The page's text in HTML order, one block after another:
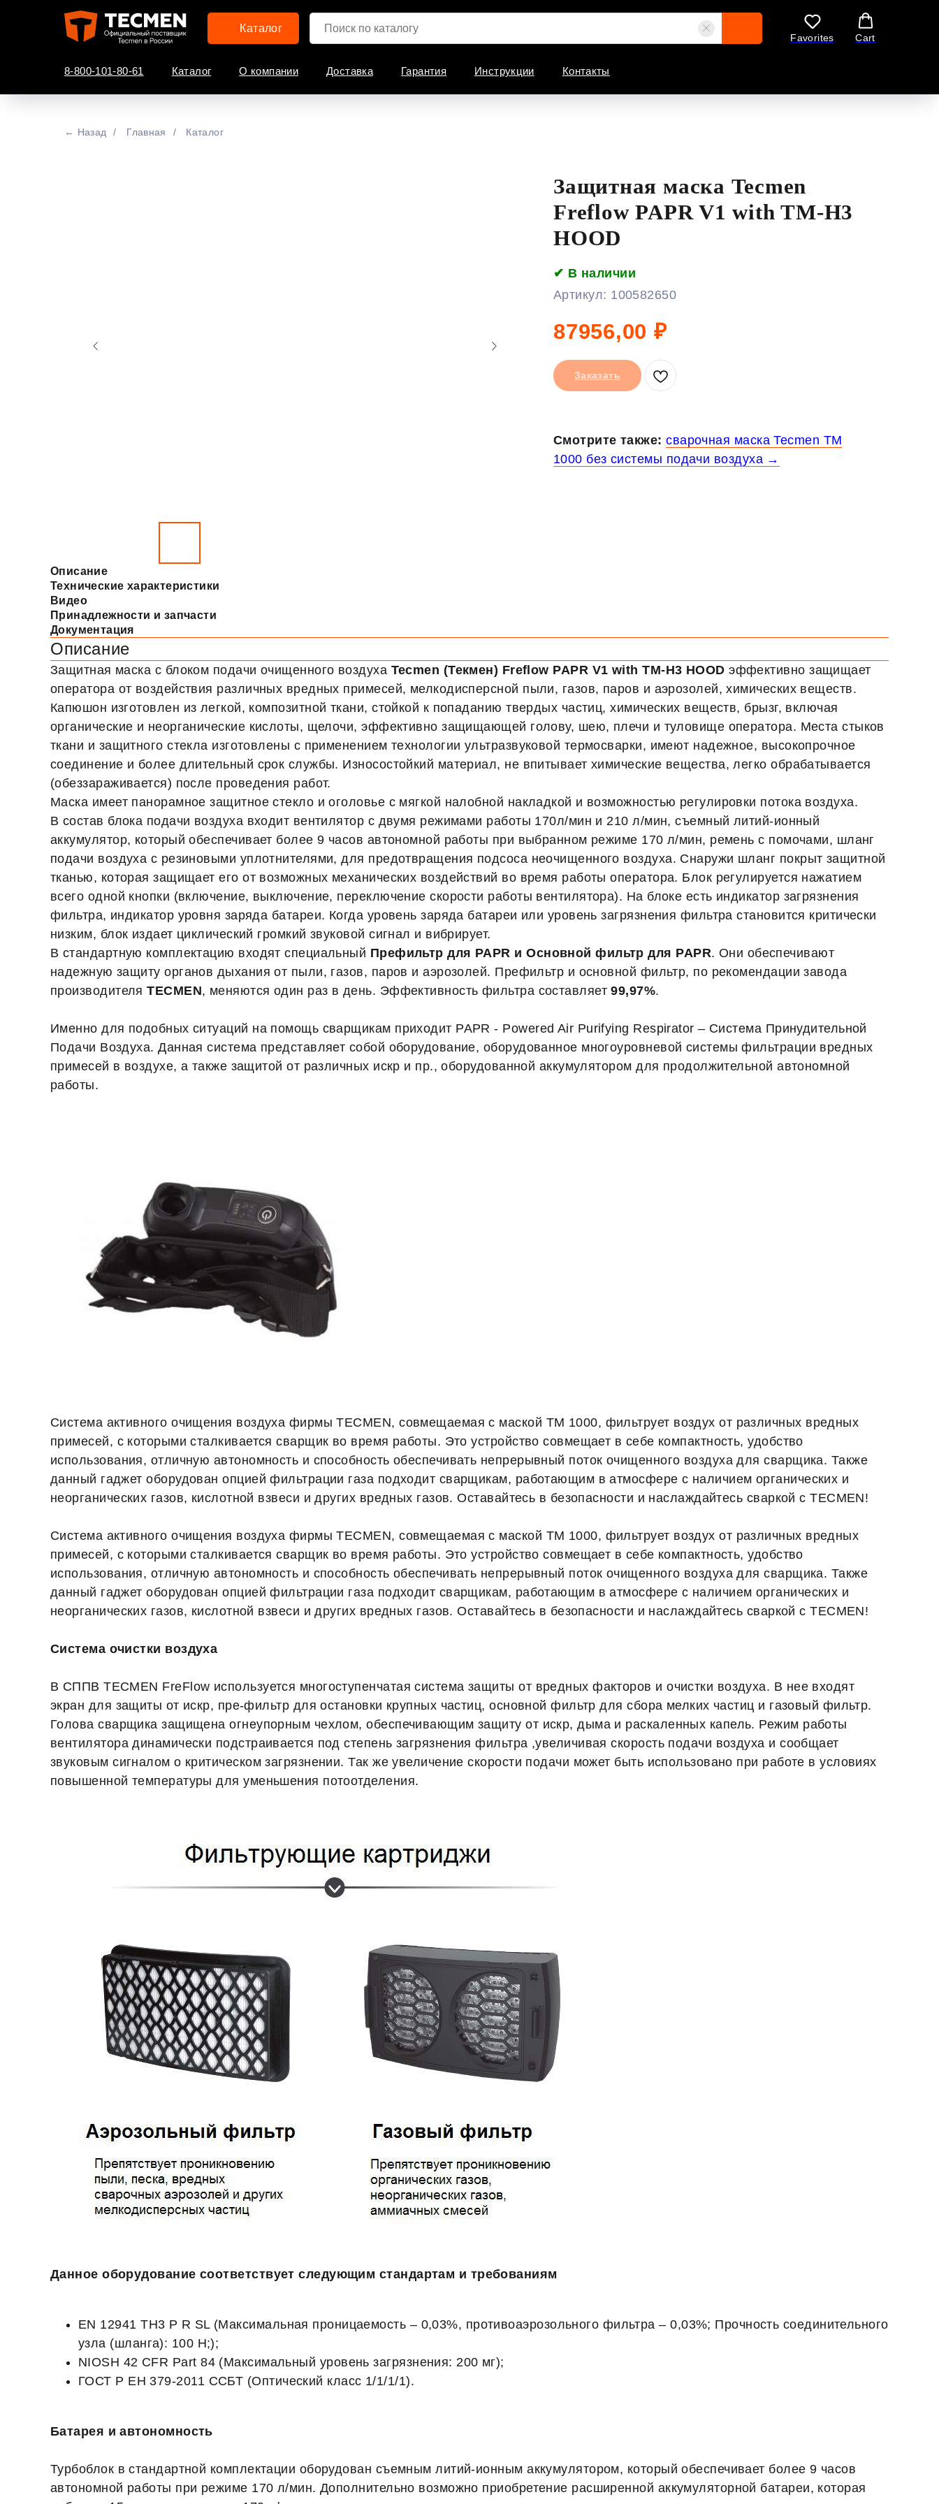
Каталог
Favorites Cart
8-800-101-80-61 Каталог О компании Доставка Гарантия Инструкции Контакты
← Назад / Главная / Каталог
Защитная маска Tecmen
Freflow PAPR V1 with TM-H3
HOOD
✔ В наличии
Артикул: 100582650
87956,00 ₽
Заказать
Смотрите также: сварочная маска Tecmen TM
1000 без системы подачи воздуха →
Описание
Технические характеристики
Видео
Принадлежности и запчасти
Документация
Описание
Защитная маска с блоком подачи очищенного воздуха Tecmen (Текмен) Freflow PAPR V1 with TM-H3 HOOD эффективно защищает
оператора от воздействия различных вредных примесей, мелкодисперсной пыли, газов, паров и аэрозолей, химических веществ.
Капюшон изготовлен из легкой, композитной ткани, стойкой к попаданию твердых частиц, химических веществ, брызг, включая
органические и неорганические кислоты, щелочи, эффективно защищающей голову, шею, плечи и туловище оператора. Места стыков
ткани и защитного стекла изготовлены с применением технологии ультразвуковой термосварки, имеют надежное, высокопрочное
соединение и более длительный срок службы. Износостойкий материал, не впитывает химические вещества, легко обрабатывается
(обеззараживается) после проведения работ.
Маска имеет панорамное защитное стекло и оголовье с мягкой налобной накладкой и возможностью регулировки потока воздуха.
В состав блока подачи воздуха входит вентилятор с двумя режимами работы 170л/мин и 210 л/мин, съемный литий-ионный
аккумулятор, который обеспечивает более 9 часов автономной работы при выбранном режиме 170 л/мин, ремень с помочами, шланг
подачи воздуха с резиновыми уплотнителями, для предотвращения подсоса неочищенного воздуха. Снаружи шланг покрыт защитной
тканью, которая защищает его от возможных механических воздействий во время работы оператора. Блок регулируется нажатием
всего одной кнопки (включение, выключение, переключение скорости работы вентилятора). На блоке есть индикатор загрязнения
фильтра, индикатор уровня заряда батареи. Когда уровень заряда батареи или уровень загрязнения фильтра становится критически
низким, блок издает циклический громкий звуковой сигнал и вибрирует.
В стандартную комплектацию входят специальный Префильтр для PAPR и Основной фильтр для PAPR. Они обеспечивают
надежную защиту органов дыхания от пыли, газов, паров и аэрозолей. Префильтр и основной фильтр, по рекомендации завода
производителяTECMEN, меняются один раз в день. Эффективность фильтра составляет99,97%.
Именно для подобных ситуаций на помощь сварщикам приходит PAPR - Powered Air Purifying Respirator – Система Принудительной
Подачи Воздуха. Данная система представляет собой оборудование, оборудованное многоуровневой системы фильтрации вредных
примесей в воздухе, а также защитой от различных искр и пр., оборудованной аккумулятором для продолжительной автономной
работы.
Система активного очищения воздуха фирмы TECMEN, совмещаемая с маской TM 1000, фильтрует воздух от различных вредных
примесей, с которыми сталкивается сварщик во время работы. Это устройство совмещает в себе компактность, удобство
использования, отличную автономность и способность обеспечивать непрерывный поток очищенного воздуха для сварщика. Также
данный гаджет оборудован опцией фильтрации газа подходит сварщикам, работающим в атмосфере с наличием органических и
неорганических газов, кислотной взвеси и других вредных газов. Оставайтесь в безопасности и наслаждайтесь сваркой с TECMEN!
Система активного очищения воздуха фирмы TECMEN, совмещаемая с маской TM 1000, фильтрует воздух от различных вредных
примесей, с которыми сталкивается сварщик во время работы. Это устройство совмещает в себе компактность, удобство
использования, отличную автономность и способность обеспечивать непрерывный поток очищенного воздуха для сварщика. Также
данный гаджет оборудован опцией фильтрации газа подходит сварщикам, работающим в атмосфере с наличием органических и
неорганических газов, кислотной взвеси и других вредных газов. Оставайтесь в безопасности и наслаждайтесь сваркой с TECMEN!
Система очистки воздуха
В СППВ TECMEN FreFlow используется многоступенчатая система защиты от вредных факторов и очистки воздуха. В нее входят
экран для защиты от искр, пре-фильтр для остановки крупных частиц, основной фильтр для сбора мелких частиц и газовый фильтр.
Голова сварщика защищена огнеупорным чехлом, обеспечивающим защиту от искр, дыма и раскаленных капель. Режим работы
вентилятора динамически подстраивается под степень загрязнения фильтра ,увеличивая скорость подачи воздуха и сообщает
звуковым сигналом о критическом загрязнении. Так же увеличение скорости подачи может быть использовано при работе в условиях
повышенной температуры для уменьшения потоотделения.
Данное оборудование соответствует следующим стандартам и требованиям
EN 12941 TH3 P R SL (Максимальная проницаемость – 0,03%, противоаэрозольного фильтра – 0,03%; Прочность соединительного
узла (шланга): 100 Н;);
NIOSH 42 CFR Part 84 (Максимальный уровень загрязнения: 200 мг);
ГОСТ Р ЕН 379-2011 ССБТ (Оптический класс 1/1/1/1).
Батарея и автономность
Турбоблок в стандартной комплектации оборудован съемным литий-ионным аккумулятором, который обеспечивает более 9 часов
автономной работы при режиме 170 л/мин. Дополнительно возможно приобретение расширенной аккумуляторной батареи, которая